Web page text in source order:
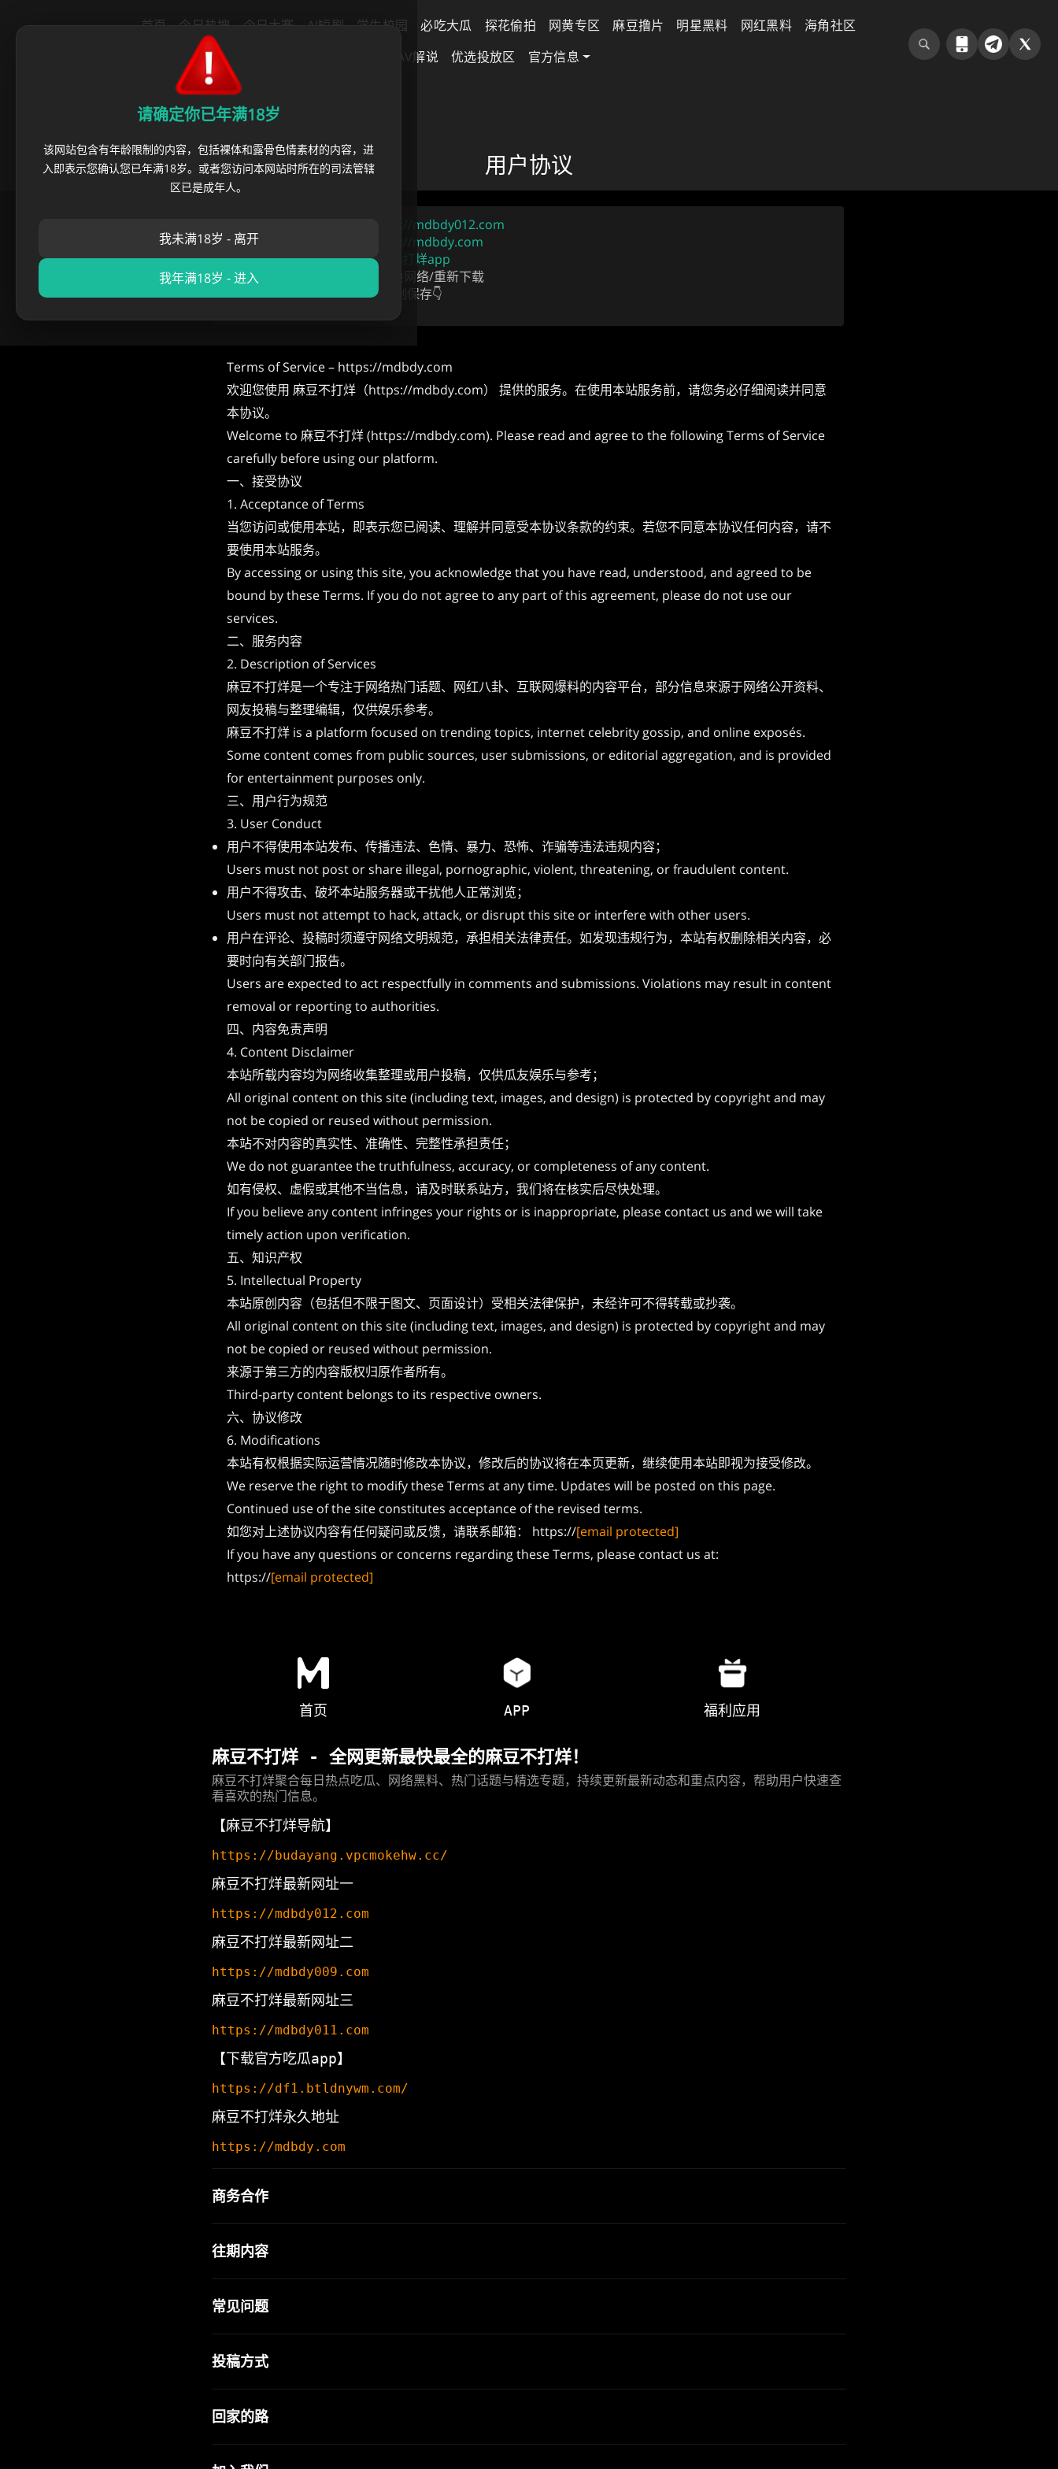
首页 今日热搜 今日大赛 AI短剧 学生校园 必吃大瓜 探花偷拍 网黄专区 麻豆撸片 明星黑料 网红黑料
海角社区
里番动漫
绿帽社区 AV解说 优选投放区 官方信息
用户协议
https://mdbdy012.com
麻豆不打烊海外永久地址
https://mdbdy.com
播放异常? 请刷新或使用麻豆不打烊app
苹果App白屏 请等待1分钟/切换网络/重新下载
发邮件获取 最新网址 👇长按复制保存👇
Terms of Service – https://mdbdy.com
欢迎您使用 麻豆不打烊（https://mdbdy.com）
提供的服务。在使用本站服务前，请您务必仔细阅读并同意
本协议。
Welcome to 麻豆不打烊 (https://mdbdy.com). Please read and agree to the following Terms of Service
carefully before using our platform.
一、接受协议
1. Acceptance of Terms
当您访问或使用本站，即表示您已阅读、理解并同意受本协议条款的约束。若您不同意本协议任何内容，请不
要使用本站服务。
By accessing or using this site, you acknowledge that you have read, understood, and agreed to be
bound by these Terms. If you do not agree to any part of this agreement, please do not use our
services.
二、服务内容
2. Description of Services
麻豆不打烊是一个专注于网络热门话题、网红八卦、互联网爆料的内容平台，部分信息来源于网络公开资料、
网友投稿与整理编辑，仅供娱乐参考。
麻豆不打烊 is a platform focused on trending topics, internet celebrity gossip, and online exposés.
Some content comes from public sources, user submissions, or editorial aggregation, and is provided
for entertainment purposes only.
三、用户行为规范
3. User Conduct
用户不得使用本站发布、传播违法、色情、暴力、恐怖、诈骗等违法违规内容；
Users must not post or share illegal, pornographic, violent, threatening, or fraudulent content.
用户不得攻击、破坏本站服务器或干扰他人正常浏览；
Users must not attempt to hack, attack, or disrupt this site or interfere with other users.
用户在评论、投稿时须遵守网络文明规范，承担相关法律责任。如发现违规行为，本站有权删除相关内容，必
要时向有关部门报告。
Users are expected to act respectfully in comments and submissions. Violations may result in content
removal or reporting to authorities.
四、内容免责声明
4. Content Disclaimer
本站所载内容均为网络收集整理或用户投稿，仅供瓜友娱乐与参考；
All original content on this site (including text, images, and design) is protected by copyright and may
not be copied or reused without permission.
本站不对内容的真实性、准确性、完整性承担责任；
We do not guarantee the truthfulness, accuracy, or completeness of any content.
如有侵权、虚假或其他不当信息，请及时联系站方，我们将在核实后尽快处理。
If you believe any content infringes your rights or is inappropriate, please contact us and we will take
timely action upon verification.
五、知识产权
5. Intellectual Property
本站原创内容（包括但不限于图文、页面设计）受相关法律保护，未经许可不得转载或抄袭。
All original content on this site (including text, images, and design) is protected by copyright and may
not be copied or reused without permission.
来源于第三方的内容版权归原作者所有。
Third-party content belongs to its respective owners.
六、协议修改
6. Modifications
本站有权根据实际运营情况随时修改本协议，修改后的协议将在本页更新，继续使用本站即视为接受修改。
We reserve the right to modify these Terms at any time. Updates will be posted on this page.
Continued use of the site constitutes acceptance of the revised terms.
如您对上述协议内容有任何疑问或反馈，请联系邮箱： https://[email protected]
If you have any questions or concerns regarding these Terms, please contact us at:
https://[email protected]
首页 APP 福利应用
麻豆不打烊 - 全网更新最快最全的麻豆不打烊！
麻豆不打烊聚合每日热点吃瓜、网络黑料、热门话题与精选专题，持续更新最新动态和重点内容，帮助用户快速查
看喜欢的热门信息。
【麻豆不打烊导航】
https://budayang.vpcmokehw.cc/
麻豆不打烊最新网址一
https://mdbdy012.com
麻豆不打烊最新网址二
https://mdbdy009.com
麻豆不打烊最新网址三
https://mdbdy011.com
【下载官方吃瓜app】
https://df1.btldnywm.com/
麻豆不打烊永久地址
https://mdbdy.com
商务合作
往期内容
常见问题
投稿方式
回家的路
请确定你已年满18岁
该网站包含有年龄限制的内容，包括裸体和露骨色情素材的内容，进
入即表示您确认您已年满18岁。或者您访问本网站时所在的司法管辖
区已是成年人。
我未满18岁 - 离开
我年满18岁 - 进入